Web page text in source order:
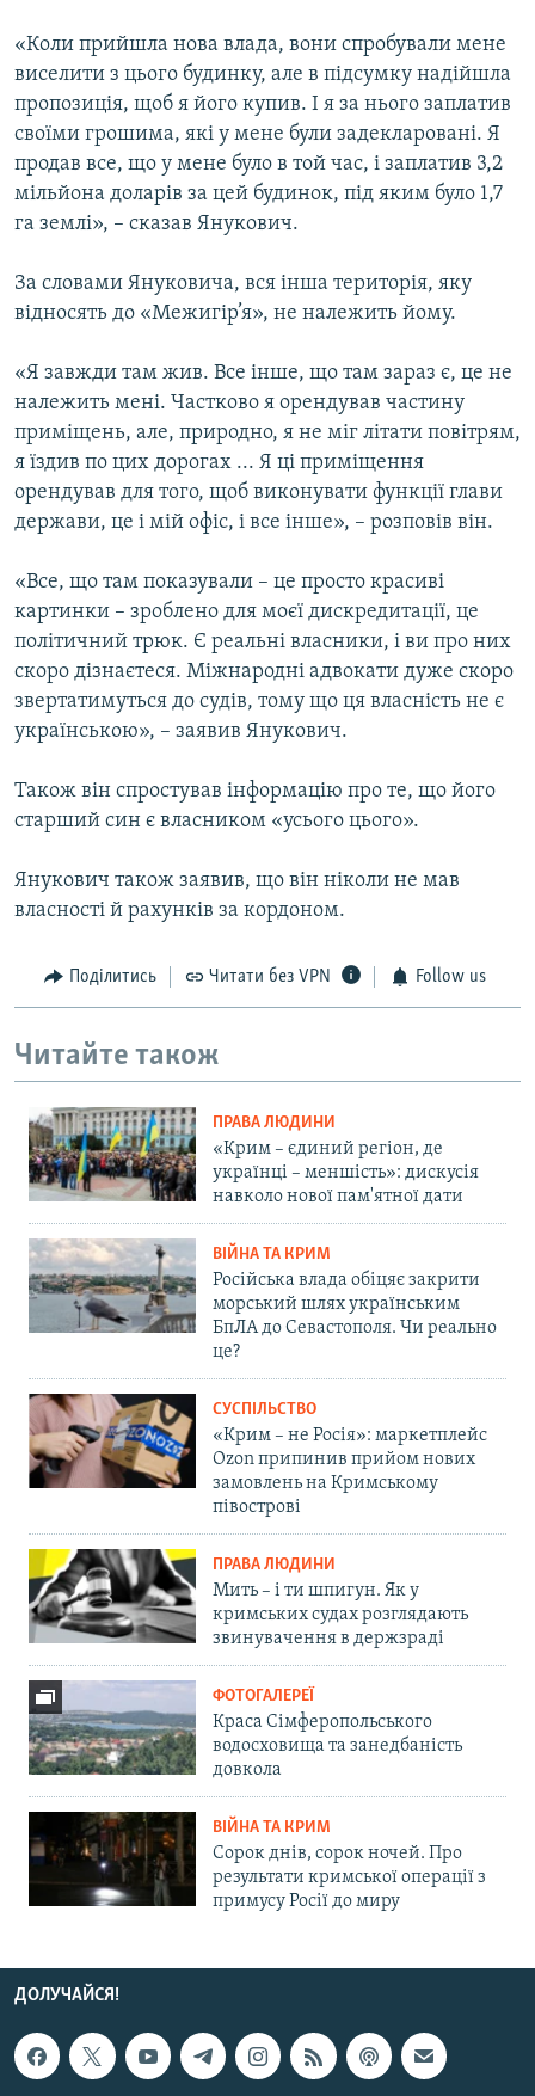
«Коли прийшла нова влада, вони спробували мене
виселити з цього будинку, але в підсумку надійшла
пропозиція, щоб я його купив. І я за нього заплатив
своїми грошима, які у мене були задекларовані. Я
продав все, що у мене було в той час, і заплатив 3,2
мільйона доларів за цей будинок, під яким було 1,7
га землі», – сказав Янукович.
За словами Януковича, вся інша територія, яку
відносять до «Межигір’я», не належить йому.
«Я завжди там жив. Все інше, що там зараз є, це не
належить мені. Частково я орендував частину
приміщень, але, природно, я не міг літати повітрям,
я їздив по цих дорогах ... Я ці приміщення
орендував для того, щоб виконувати функції глави
держави, це і мій офіс, і все інше», – розповів він.
«Все, що там показували – це просто красиві
картинки – зроблено для моєї дискредитації, це
політичний трюк. Є реальні власники, і ви про них
скоро дізнаєтеся. Міжнародні адвокати дуже скоро
звертатимуться до судів, тому що ця власність не є
українською», – заявив Янукович.
Також він спростував інформацію про те, що його
старший син є власником «усього цього».
Янукович також заявив, що він ніколи не мав
власності й рахунків за кордоном.
Поділитись Читати без VPN Follow us
Читайте також
ПРАВА ЛЮДИНИ
«Крим – єдиний регіон, де
українці – меншість»: дискусія
навколо нової пам'ятної дати
ВІЙНА ТА КРИМ
Російська влада обіцяє закрити
морський шлях українським
БпЛА до Севастополя. Чи реально
це?
СУСПІЛЬСТВО
«Крим – не Росія»: маркетплейс
Ozon припинив прийом нових
замовлень на Кримському
півострові
ПРАВА ЛЮДИНИ
Мить – і ти шпигун. Як у
кримських судах розглядають
звинувачення в держзраді
ФОТОГАЛЕРЕЇ
Краса Сімферопольського
водосховища та занедбаність
довкола
ВІЙНА ТА КРИМ
Сорок днів, сорок ночей. Про
результати кримської операції з
примусу Росії до миру
ДОЛУЧАЙСЯ!